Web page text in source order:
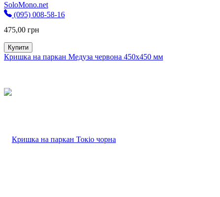
475,00 грн
Купити
Кришка на паркан Медуза червона 450х450 мм
SoloMono.net
(095) 008-58-16